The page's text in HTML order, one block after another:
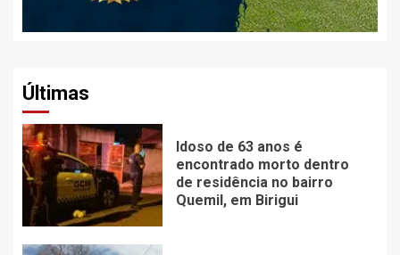
Últimas
Idoso de 63 anos é
encontrado morto dentro
de residência no bairro
Quemil, em Birigui